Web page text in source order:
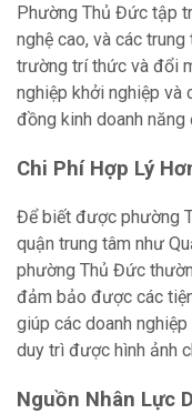
Phường Thủ Đức tập
nghệ cao, và các
trường trí thức và đổi
nghiệp khởi nghiệp và
đồng kinh doanh năng
Chi Phí Hợp Lý
Để biết được phường
quận trung tâm như
phường Thủ Đức
đảm bảo được các
giúp các doanh
duy trì được hình ảnh
Nguồn Nhân Lực